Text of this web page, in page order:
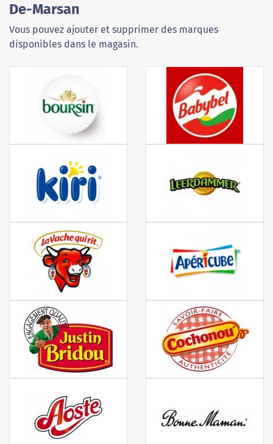
De-Marsan
Vous pouvez ajouter et supprimer des marques
disponibles dans le magasin.